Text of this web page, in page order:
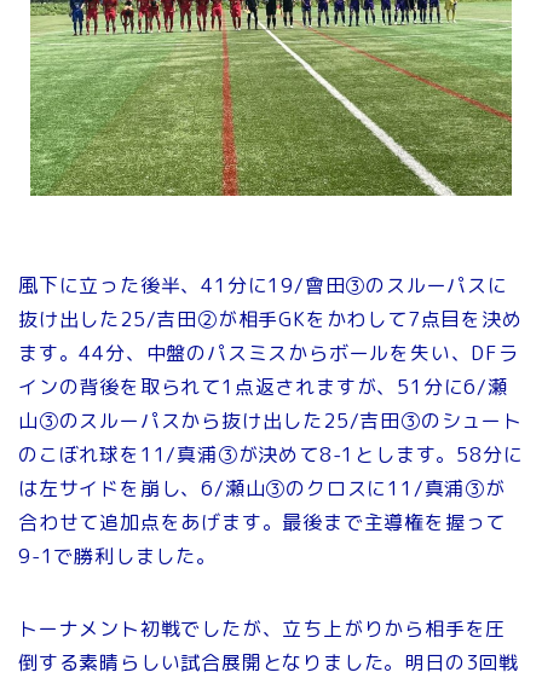
風下に立った後半、41分に19/會田③のスルーパスに
抜け出した25/吉田②が相手GKをかわして7点目を決め
ます。44分、中盤のパスミスからボールを失い、DFラ
インの背後を取られて1点返されますが、51分に6/瀬
山③のスルーパスから抜け出した25/吉田③のシュート
のこぼれ球を11/真浦③が決めて8-1とします。58分に
は左サイドを崩し、6/瀬山③のクロスに11/真浦③が
合わせて追加点をあげます。最後まで主導権を握って
9-1で勝利しました。
トーナメント初戦でしたが、立ち上がりから相手を圧
倒する素晴らしい試合展開となりました。明日の3回戦